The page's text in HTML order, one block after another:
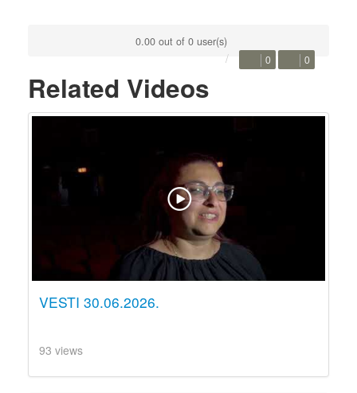
0.00 out of 0 user(s)
0 0
Related Videos
VESTI 30.06.2026.
93 views